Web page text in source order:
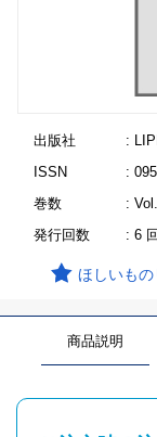
出版社
:
ISSN
:
巻数
:
発行回数
: 6 回
ほしいも
商品説明